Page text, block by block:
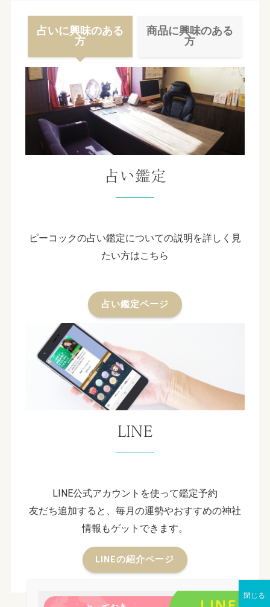
占いに興味のある
方
商品に興味のある
方
占い鑑定
ピーコックの占い鑑定についての説明を詳しく見
たい方はこちら
占い鑑定ページ
LINE
LINE公式アカウントを使って鑑定予約
友だち追加すると、毎月の運勢やおすすめの神社
情報もゲットできます。
LINEの紹介ページ